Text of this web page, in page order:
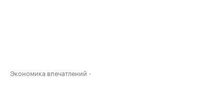
Экономика впечатлений